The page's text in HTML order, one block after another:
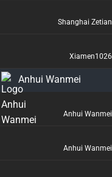
Shanghai Zetian
Xiamen1026
Anhui Wanmei
Anhui Wanmei
Anhui Wanmei